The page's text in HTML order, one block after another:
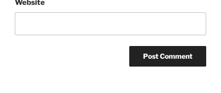
Website